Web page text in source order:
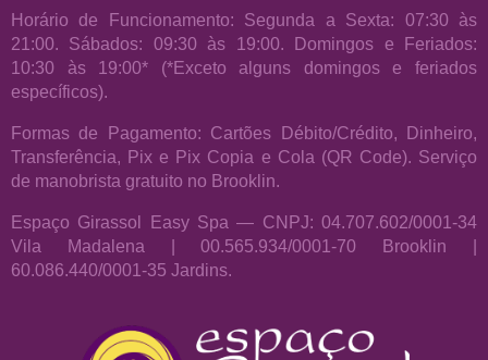
Horário de Funcionamento: Segunda a Sexta: 07:30 às
21:00. Sábados: 09:30 às 19:00. Domingos e Feriados:
10:30 às 19:00* (*Exceto alguns domingos e feriados
específicos).
Formas de Pagamento: Cartões Débito/Crédito, Dinheiro,
Transferência, Pix e Pix Copia e Cola (QR Code). Serviço
de manobrista gratuito no Brooklin.
Espaço Girassol Easy Spa — CNPJ: 04.707.602/0001-34
Vila Madalena | 00.565.934/0001-70 Brooklin |
60.086.440/0001-35 Jardins.